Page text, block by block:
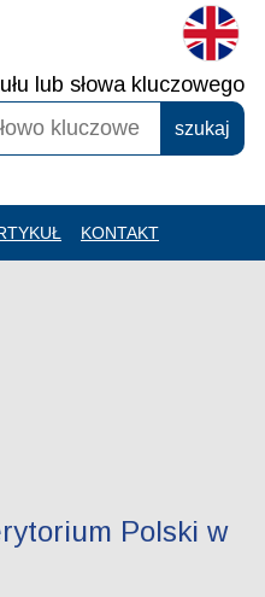
lub słowa kluczowego
KONTAKT
Polski w